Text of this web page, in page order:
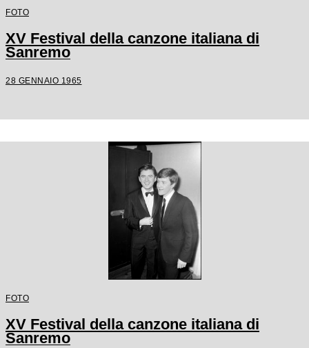
FOTO
XV Festival della canzone italiana di
Sanremo
28 GENNAIO 1965
FOTO
XV Festival della canzone italiana di
Sanremo